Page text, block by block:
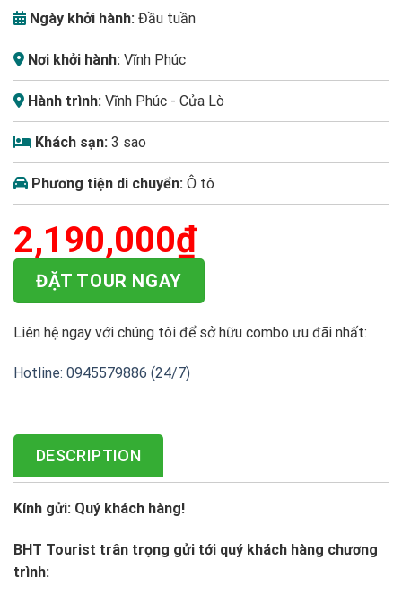
Ngày khởi hành: Đầu tuần
Nơi khởi hành: Vĩnh Phúc
Hành trình: Vĩnh Phúc - Cửa Lò
Khách sạn: 3 sao
Phương tiện di chuyển: Ô tô
2,190,000₫
ĐẶT TOUR NGAY
Liên hệ ngay với chúng tôi để sở hữu combo ưu đãi nhất:
Hotline: 0945579886 (24/7)
DESCRIPTION
Kính gửi: Quý khách hàng!
BHT Tourist trân trọng gửi tới quý khách hàng chương
trình: